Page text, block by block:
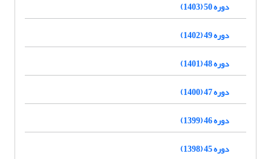
دوره 50 (1403)
دوره 49 (1402)
دوره 48 (1401)
دوره 47 (1400)
دوره 46 (1399)
دوره 45 (1398)